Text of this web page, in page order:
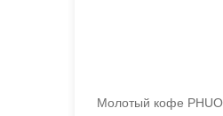
Молотый кофе